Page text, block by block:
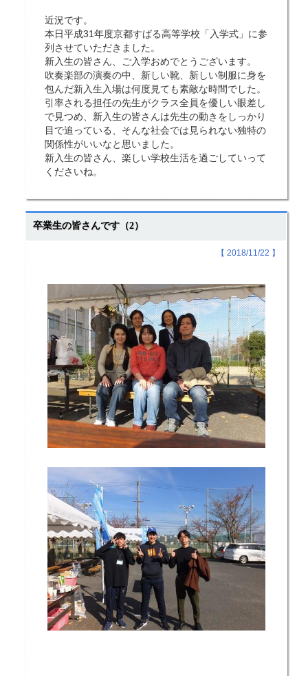
近況です。
本日平成31年度京都すばる高等学校「入学式」に参
列させていただきました。
新入生の皆さん、ご入学おめでとうございます。
吹奏楽部の演奏の中、新しい靴、新しい制服に身を
包んだ新入生入場は何度見ても素敵な時間でした。
引率される担任の先生がクラス全員を優しい眼差し
で見つめ、新入生の皆さんは先生の動きをしっかり
目で追っている、そんな社会では見られない独特の
関係性がいいなと思いました。
新入生の皆さん、楽しい学校生活を過ごしていって
くださいね。
卒業生の皆さんです（2）
【 2018/11/22 】